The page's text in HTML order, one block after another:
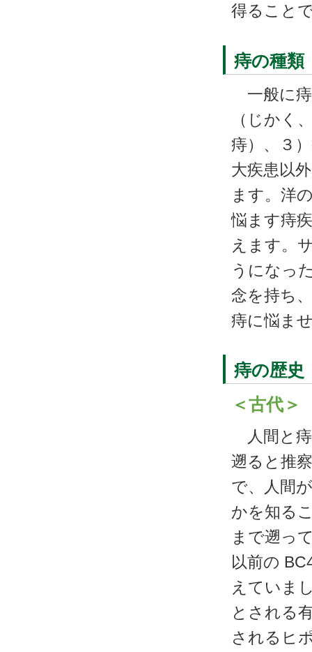
得ること
痔の種類
一般に痔
（じかく
痔）、３
大疾患以
ます。洋
悩ます痔
えます。
うになっ
念を持ち
痔に悩ま
痔の歴史
＜古代＞
人間と痔
遡ると推
で、人間
かを知る
まで遡っ
以前の
えていま
とされる
されるヒ